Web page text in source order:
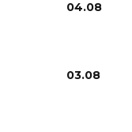
04.08
03.08